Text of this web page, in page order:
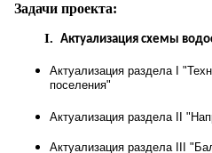
Задачи проекта:
I. Актуализация схемы
Актуализация раздела I
поселения"
Актуализация раздела II
Актуализация раздела III